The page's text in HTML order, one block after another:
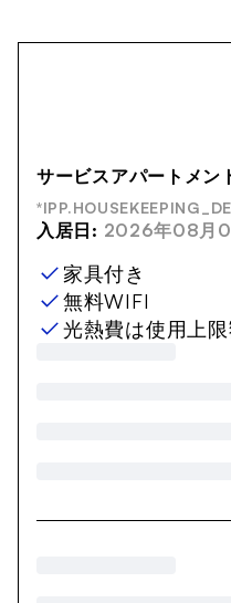
サービスアパートメ
入居日: 2026年08月
家具付き
無料WIFI
光熱費は使用上